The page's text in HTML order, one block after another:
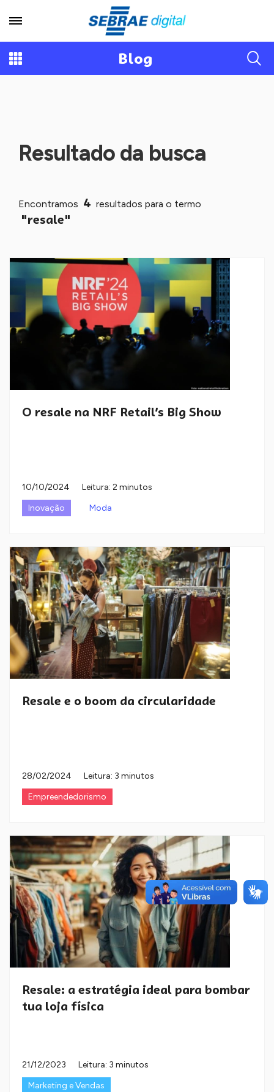
Blog
Resultado da busca
Encontramos 4 resultados para o termo
"resale"
O resale na NRF Retail’s Big Show
10/10/2024
Leitura: 2 minutos
Inovação
Moda
Resale e o boom da circularidade
28/02/2024
Leitura: 3 minutos
Empreendedorismo
Resale: a estratégia ideal para bombar
tua loja física
21/12/2023
Leitura: 3 minutos
Marketing e Vendas